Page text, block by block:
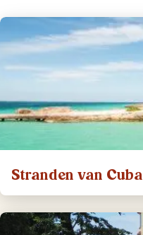
Stranden van Cuba